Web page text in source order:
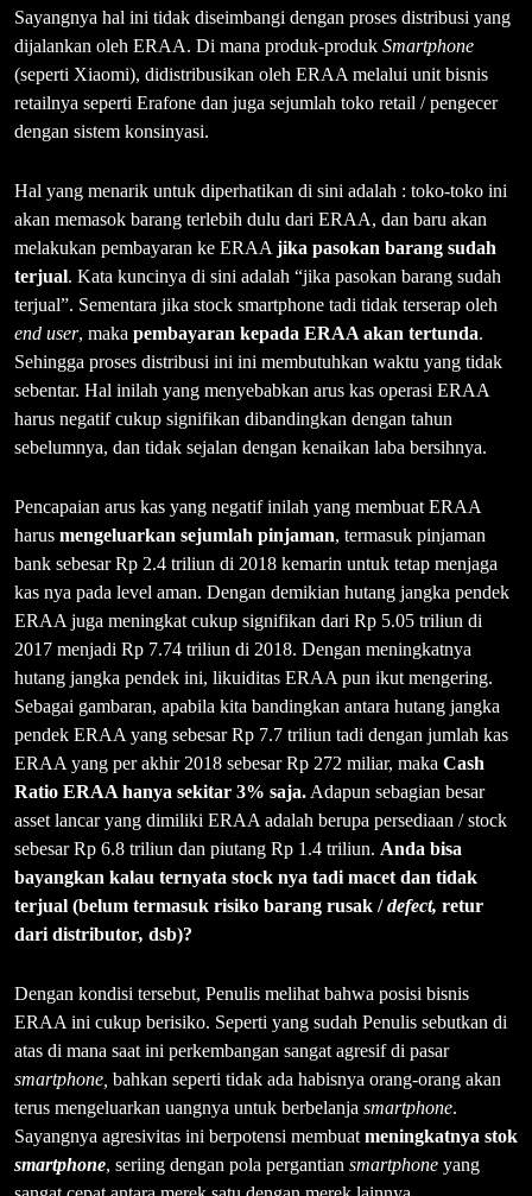
Sayangnya hal ini tidak diseimbangi dengan proses distribusi yang
dijalankan oleh ERAA. Di mana produk-produk Smartphone
(seperti Xiaomi), didistribusikan oleh ERAA melalui unit bisnis
retailnya seperti Erafone dan juga sejumlah toko retail / pengecer
dengan sistem konsinyasi.
Hal yang menarik untuk diperhatikan di sini adalah : toko-toko ini
akan memasok barang terlebih dulu dari ERAA, dan baru akan
melakukan pembayaran ke ERAA jika pasokan barang sudah
terjual. Kata kuncinya di sini adalah “jika pasokan barang sudah
terjual”. Sementara jika stock smartphone tadi tidak terserap oleh
end user, maka pembayaran kepada ERAA akan tertunda.
Sehingga proses distribusi ini ini membutuhkan waktu yang tidak
sebentar. Hal inilah yang menyebabkan arus kas operasi ERAA
harus negatif cukup signifikan dibandingkan dengan tahun
sebelumnya, dan tidak sejalan dengan kenaikan laba bersihnya.
Pencapaian arus kas yang negatif inilah yang membuat ERAA
harus mengeluarkan sejumlah pinjaman, termasuk pinjaman
bank sebesar Rp 2.4 triliun di 2018 kemarin untuk tetap menjaga
kas nya pada level aman. Dengan demikian hutang jangka pendek
ERAA juga meningkat cukup signifikan dari Rp 5.05 triliun di
2017 menjadi Rp 7.74 triliun di 2018. Dengan meningkatnya
hutang jangka pendek ini, likuiditas ERAA pun ikut mengering.
Sebagai gambaran, apabila kita bandingkan antara hutang jangka
pendek ERAA yang sebesar Rp 7.7 triliun tadi dengan jumlah kas
ERAA yang per akhir 2018 sebesar Rp 272 miliar, maka Cash
Ratio ERAA hanya sekitar 3% saja. Adapun sebagian besar
asset lancar yang dimiliki ERAA adalah berupa persediaan / stock
sebesar Rp 6.8 triliun dan piutang Rp 1.4 triliun. Anda bisa
bayangkan kalau ternyata stock nya tadi macet dan tidak
terjual (belum termasuk risiko barang rusak /defect, retur
dari distributor, dsb)?
Dengan kondisi tersebut, Penulis melihat bahwa posisi bisnis
ERAA ini cukup berisiko. Seperti yang sudah Penulis sebutkan di
atas di mana saat ini perkembangan sangat agresif di pasar
smartphone, bahkan seperti tidak ada habisnya orang-orang akan
terus mengeluarkan uangnya untuk berbelanja smartphone.
Sayangnya agresivitas ini berpotensi membuat meningkatnya stok
smartphone, seriing dengan pola pergantian smartphone yang